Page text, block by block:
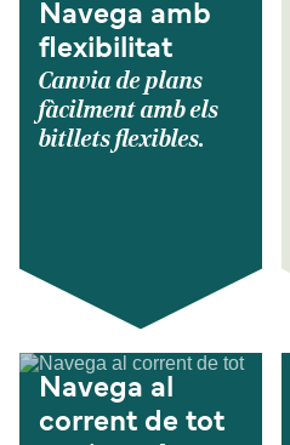
Navega amb
flexibilitat
Canvia de plans
fàcilment amb els
bitllets flexibles.
Navega al
corrent de tot